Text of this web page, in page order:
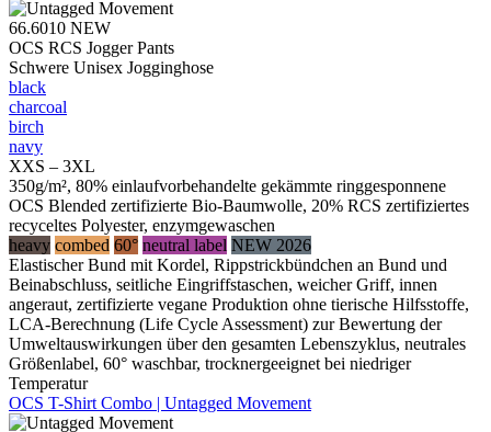
66.6010 NEW
OCS RCS Jogger Pants
Schwere Unisex Jogginghose
black
charcoal
birch
navy
XXS – 3XL
350g/m², 80% einlaufvorbehandelte gekämmte ringgesponnene
OCS Blended zertifizierte Bio-Baumwolle, 20% RCS zertifiziertes
recyceltes Polyester, enzymgewaschen
heavy combed 60° neutral label NEW 2026
Elastischer Bund mit Kordel, Rippstrickbündchen an Bund und
Beinabschluss, seitliche Eingriffstaschen, weicher Griff, innen
angeraut, zertifizierte vegane Produktion ohne tierische Hilfsstoffe,
LCA-Berechnung (Life Cycle Assessment) zur Bewertung der
Umweltauswirkungen über den gesamten Lebenszyklus, neutrales
Größenlabel, 60° waschbar, trocknergeeignet bei niedriger
Temperatur
OCS T-Shirt Combo | Untagged Movement